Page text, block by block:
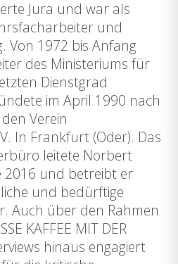
Jura und war als
und
Von 1972 bis Anfang
des Ministeriums für
Dienstgrad
im April 1990 nach
Verein
In Frankfurt (Oder). Das
leitete Norbert
2016 und betreibt er
und bedürftige
Auch über den Rahmen
KAFFEE MIT DER
hinaus engagiert